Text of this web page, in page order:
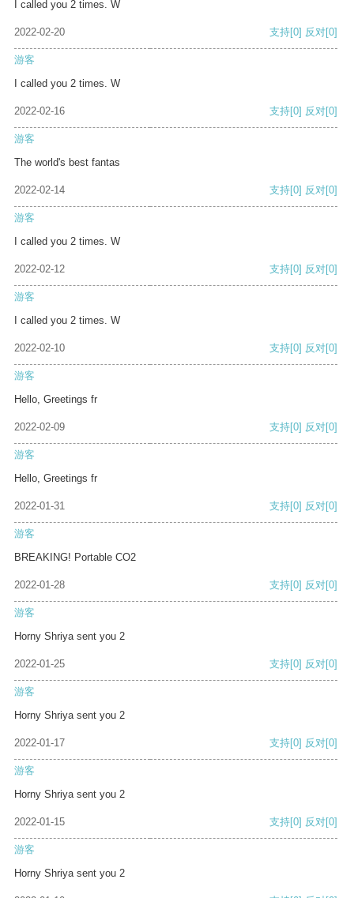
I called you 2 times. W
2022-02-20 支持[0] 反对[0]
游客
I called you 2 times. W
2022-02-16 支持[0] 反对[0]
游客
The world's best fantas
2022-02-14 支持[0] 反对[0]
游客
I called you 2 times. W
2022-02-12 支持[0] 反对[0]
游客
I called you 2 times. W
2022-02-10 支持[0] 反对[0]
游客
Hello, Greetings fr
2022-02-09 支持[0] 反对[0]
游客
Hello, Greetings fr
2022-01-31 支持[0] 反对[0]
游客
BREAKING! Portable CO2
2022-01-28 支持[0] 反对[0]
游客
Horny Shriya sent you 2
2022-01-25 支持[0] 反对[0]
游客
Horny Shriya sent you 2
2022-01-17 支持[0] 反对[0]
游客
Horny Shriya sent you 2
2022-01-15 支持[0] 反对[0]
游客
Horny Shriya sent you 2